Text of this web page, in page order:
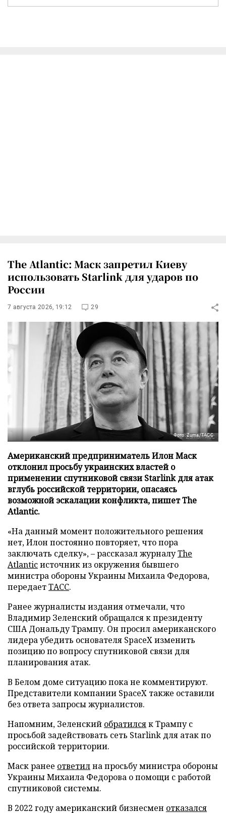
The Atlantic: Маск запретил Киеву
использовать Starlink для ударов по
России
7 августа 2026, 19:12 29
Фото: Zuma/ТАСС
Американский предприниматель Илон Маск
отклонил просьбу украинских властей о
применении спутниковой связи Starlink для атак
вглубь российской территории, опасаясь
возможной эскалации конфликта, пишет The
Atlantic.
«На данный момент положительного решения
нет, Илон постоянно повторяет, что пора
заключать сделку», – рассказал журналуThe
Atlanticисточник из окружения бывшего
министра обороны Украины Михаила Федорова,
передаетТАСС.
Ранее журналисты издания отмечали, что
Владимир Зеленский обращался к президенту
США Дональду Трампу. Он просил американского
лидера убедить основателя SpaceX изменить
позицию по вопросу спутниковой связи для
планирования атак.
В Белом доме ситуацию пока не комментируют.
Представители компании SpaceX также оставили
без ответа запросы журналистов.
Напомним, Зеленский обратилсяк Трампу с
просьбой задействовать сеть Starlink для атак по
российской территории.
Маск ранее ответилна просьбу министра обороны
Украины Михаила Федорова о помощи с работой
спутниковой системы.
В 2022 году американский бизнесмен отказался